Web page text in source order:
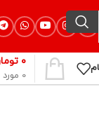
0 مورد
۰